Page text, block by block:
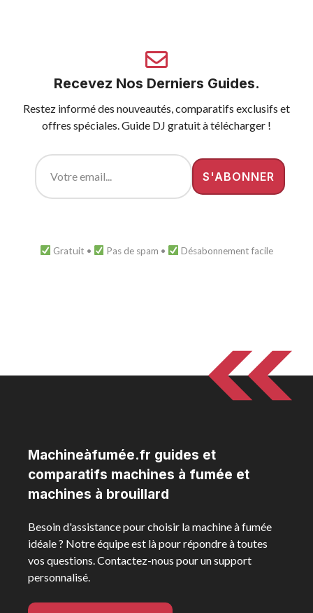
Recevez Nos Derniers Guides.
Restez informé des nouveautés, comparatifs exclusifs et
offres spéciales. Guide DJ gratuit à télécharger !
Gratuit • Pas de spam • Désabonnement facile
Machineàfumée.fr guides et
comparatifs machines à fumée et
machines à brouillard
Besoin d'assistance pour choisir la machine à fumée
idéale ? Notre équipe est là pour répondre à toutes
vos questions. Contactez-nous pour un support
personnalisé.